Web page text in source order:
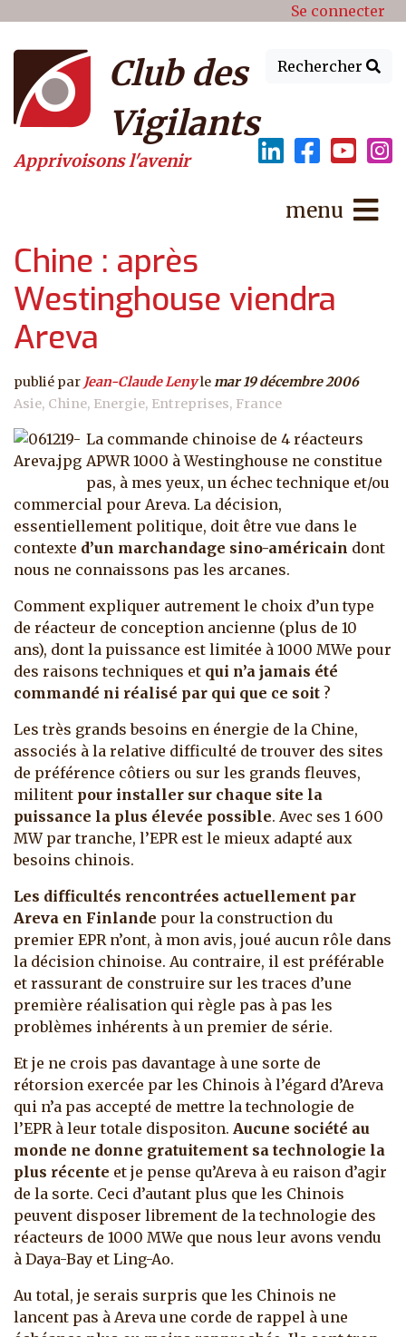
Menu du compte de Se connecter
Rechercher
Club des
Vigilants
Apprivoisons l'avenir
menu
Chine : après
Westinghouse viendra
Areva
publié par Jean-Claude Lenylemar 19 décembre 2006
Asie Chine Energie Entreprises France
La commande chinoise de 4 réacteurs
APWR 1000 à Westinghouse ne constitue
pas, à mes yeux, un échec technique et/ou
commercial pour Areva. La décision,
essentiellement politique, doit être vue dans le
contexte d’un marchandage sino-américain dont
nous ne connaissons pas les arcanes.
Comment expliquer autrement le choix d’un type
de réacteur de conception ancienne (plus de 10
ans), dont la puissance est limitée à 1000 MWe pour
des raisons techniques et qui n’a jamais été
commandé ni réalisé par qui que ce soit ?
Les très grands besoins en énergie de la Chine,
associés à la relative difficulté de trouver des sites
de préférence côtiers ou sur les grands fleuves,
militent pour installer sur chaque site la
puissance la plus élevée possible. Avec ses 1 600
MW par tranche, l’EPR est le mieux adapté aux
besoins chinois.
Les difficultés rencontrées actuellement par
Areva en Finlande pour la construction du
premier EPR n’ont, à mon avis, joué aucun rôle dans
la décision chinoise. Au contraire, il est préférable
et rassurant de construire sur les traces d’une
première réalisation qui règle pas à pas les
problèmes inhérents à un premier de série.
Et je ne crois pas davantage à une sorte de
rétorsion exercée par les Chinois à l’égard d’Areva
qui n’a pas accepté de mettre la technologie de
l’EPR à leur totale dispositon. Aucune société au
monde ne donne gratuitement sa technologie la
plus récente et je pense qu’Areva à eu raison d’agir
de la sorte. Ceci d’autant plus que les Chinois
peuvent disposer librement de la technologie des
réacteurs de 1000 MWe que nous leur avons vendu
à Daya-Bay et Ling-Ao.
Au total, je serais surpris que les Chinois ne
lancent pas à Areva une corde de rappel à une